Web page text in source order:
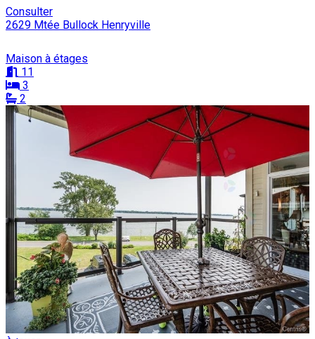
Consulter
2629 Mtée Bullock Henryville
Maison à étages
11
3
2